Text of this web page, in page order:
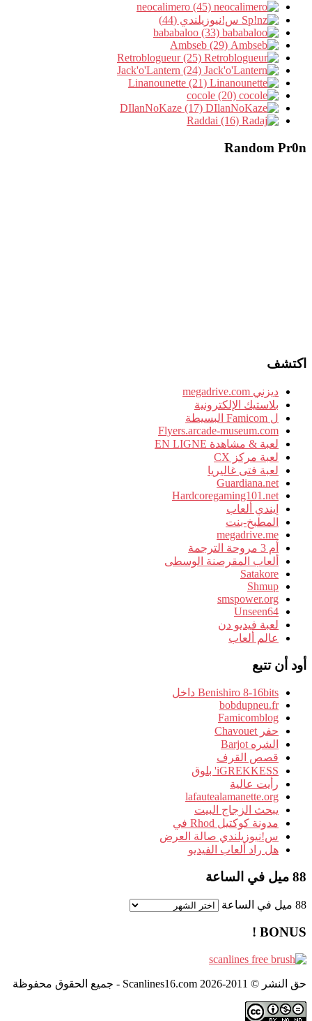
س!نيوزيلندي (44)
Random Pr0n
اكتشف
ديزني megadrive.com
بلاستيك الإلكترونية
ل Famicom البسيطة
Flyers.arcade-museum.com
لعبة & مشاهدة EN LIGNE
لعبة مركز CX
لعبة فتى غاليريا
Guardiana.net
Hardcoregaming101.net
إيندي ألعاب
المطبخ-بنت
megadrive.me
أم 3 مروحة الترجمة
ألعاب المقرصنة الوسطى
Satakore
Shmup
smspower.org
Unseen64
لعبة فيديو دن
عالم ألعاب
أود أن تتبع
Benishiro 8-16bits داخل
bobdupneu.fr
Famicomblog
حفر Chavouet
الشره Barjot
قصص القرف
iGREKKESS' بلوق
رأيت عالية
lafautealamanette.org
يبحث الزجاج البيت
مدونة كوكتيل Rhod في
س!نيوزيلندي صالة العرض
هل راد ألعاب الفيديو
88 ميل في الساعة
88 ميل في الساعة
BONUS !
حق النشر © 2011-2026 Scanlines16.com - جميع الحقوق محفوظة